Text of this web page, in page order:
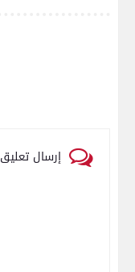
إرسال تعليق